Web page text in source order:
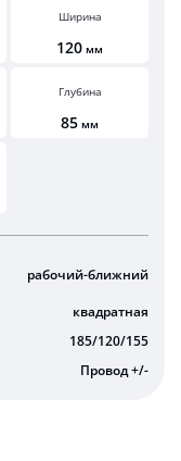
Ширина
120 мм
Глубина
85 мм
рабочий-ближний
квадратная
185/120/155
Провод +/-